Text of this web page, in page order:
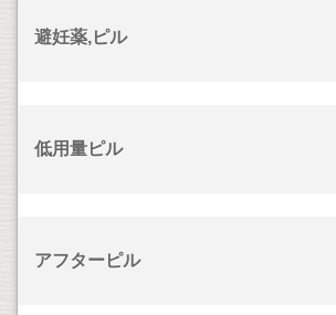
避妊薬,ピル
低用量ピル
アフターピル